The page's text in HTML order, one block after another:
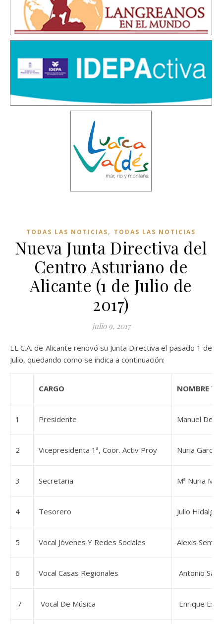
TODAS LAS NOTICIAS, TODAS LAS NOTICIAS
Nueva Junta Directiva del
Centro Asturiano de
Alicante (1 de Julio de
2017)
julio 9, 2017
EL C.A. de Alicante renovó su Junta Directiva el pasado 1 de
Julio, quedando como se indica a continuación:
CARGO NOMBRE Y
1 Presidente Manuel De
2 Vicepresidenta 1ª, Coor. Activ Proy Nuria García
3 Secretaria Mª Nuria
4 Tesorero Julio
5 Vocal Jóvenes Y Redes Sociales Alexis
6 Vocal Casas Regionales Antonio
7 Vocal De Música Enrique